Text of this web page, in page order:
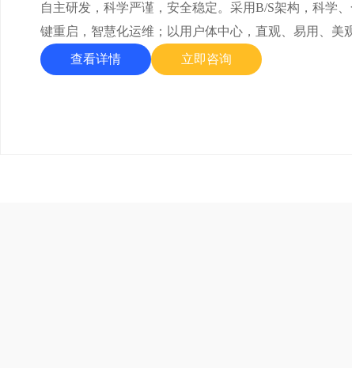
自主研发，科学严谨，安全稳定。采用B/S架构，科学
键重启，智慧化运维；以用户体中心，直观、易用、美
查看详情 立即咨询